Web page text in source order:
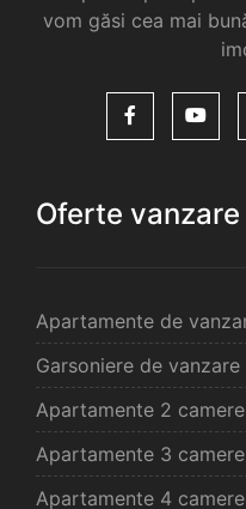
vom găsi cea mai
Oferte vanzare
Apartamente de
Garsoniere de vanzare
Apartamente 2
Apartamente 3
Apartamente 4